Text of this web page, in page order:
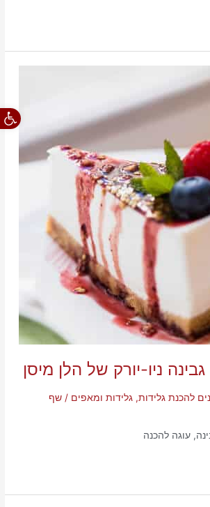
פתח
ניו-יורק של הלן מיסן
להכנת גלידות, גלידות ומאפים /שף
עוגה להכנה